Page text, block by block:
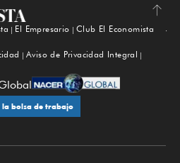
Subir
El Empresario
Club El Economista
Aviso de Privacidad Integral
la bolsa de trabajo